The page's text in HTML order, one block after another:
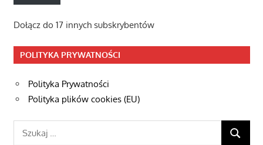
Dołącz do 17 innych subskrybentów
POLITYKA PRYWATNOŚCI
Polityka Prywatności
Polityka plików cookies (EU)
Szukaj:
SZUKAJ